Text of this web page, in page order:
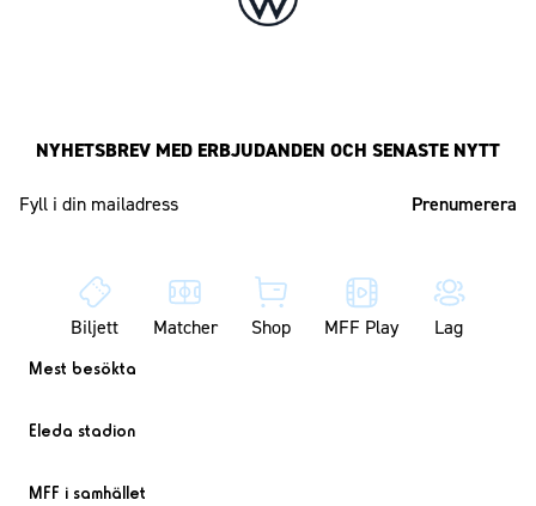
NYHETSBREV MED ERBJUDANDEN OCH SENASTE NYTT
Biljett Matcher Shop MFF Play Lag
Mest besökta
Eleda stadion
MFF i samhället